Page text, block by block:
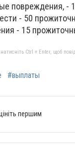
повреждения, -
- 50
- 15
Ctrl + Enter, щоб
#выплаты
першим